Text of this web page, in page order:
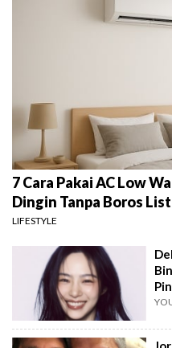
7 Cara Pakai AC Low
Dingin Tanpa Boros
LIFESTYLE